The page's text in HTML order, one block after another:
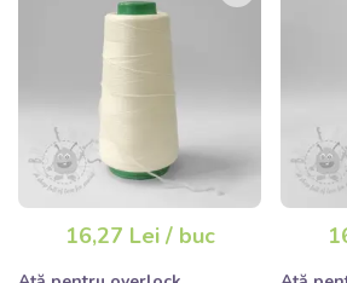
16,27 Lei / buc